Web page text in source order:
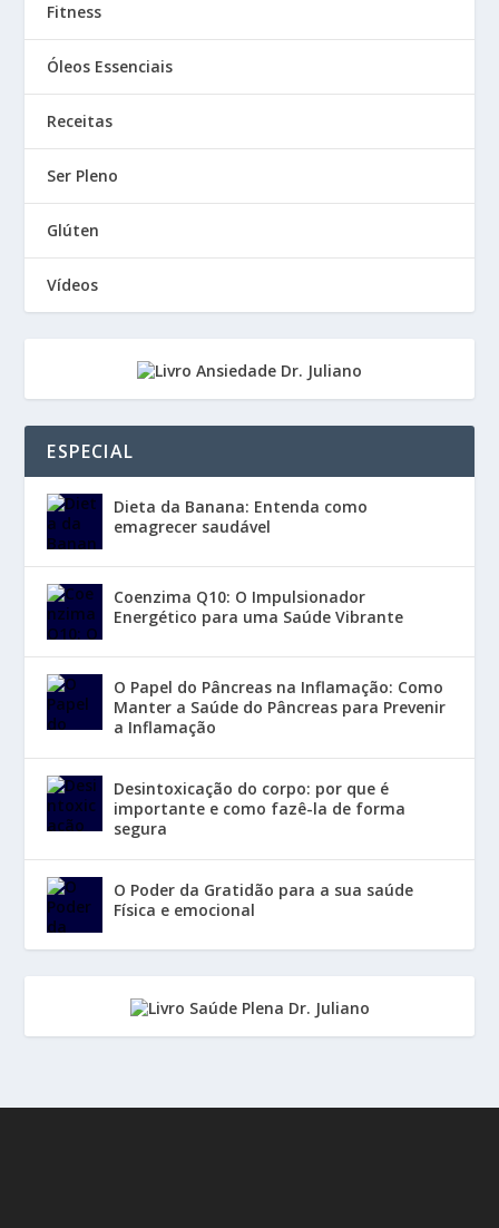
Fitness
Óleos Essenciais
Receitas
Ser Pleno
Glúten
Vídeos
ESPECIAL
Dieta da Banana: Entenda como
emagrecer saudável
Coenzima Q10: O Impulsionador
Energético para uma Saúde Vibrante
O Papel do Pâncreas na Inflamação: Como
Manter a Saúde do Pâncreas para Prevenir
a Inflamação
Desintoxicação do corpo: por que é
importante e como fazê-la de forma
segura
O Poder da Gratidão para a sua saúde
Física e emocional